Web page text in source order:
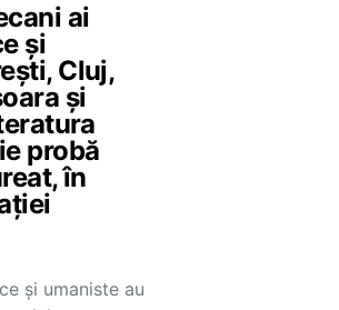
ai
și
Cluj,
și
probă
în
și umaniste au